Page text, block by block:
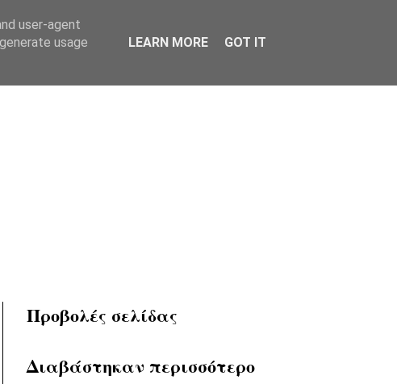
Προβολές σελίδας
Διαβάστηκαν περισσότερο
user-agent
usage
LEARN MORE GOT IT